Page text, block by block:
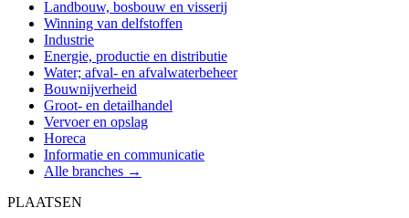
Landbouw, bosbouw en visserij
Winning van delfstoffen
Industrie
Energie, productie en distributie
Water; afval- en afvalwaterbeheer
Bouwnijverheid
Groot- en detailhandel
Vervoer en opslag
Horeca
Informatie en communicatie
Alle branches →
PLAATSEN